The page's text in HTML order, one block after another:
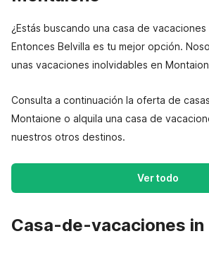
¿Estás buscando una casa de
Entonces Belvilla es tu mejor opción.
unas vacaciones inolvidables en
Consulta a continuación la oferta de
Montaione o alquila una casa de
nuestros otros destinos.
Ver todo
Casa-de-vacaciones in